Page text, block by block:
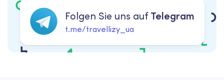
Folgen Sie uns aufTelegram
t.me/travellizy_ua